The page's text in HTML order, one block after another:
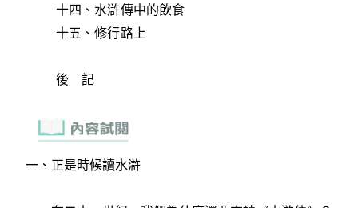
十四、水滸傳中的飲食
十五、修行路上
後 記